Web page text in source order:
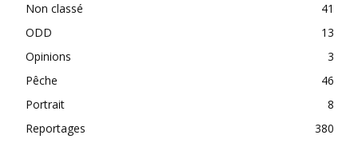
Non classé
41
ODD
13
Opinions
3
Pêche
46
Portrait
8
Reportages
380